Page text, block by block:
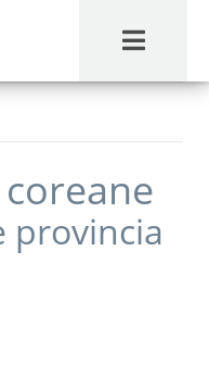
MENU
provincia